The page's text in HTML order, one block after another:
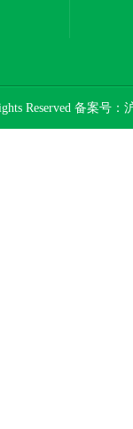
Reserved 备案号：